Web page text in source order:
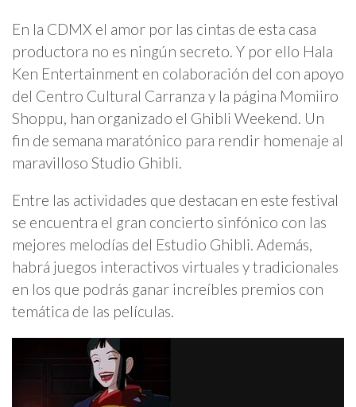
En la CDMX el amor por las cintas de esta casa
productora no es ningún secreto. Y por ello Hala
Ken Entertainment en colaboración del con apoyo
del Centro Cultural Carranza y la página Momiiro
Shoppu, han organizado el Ghibli Weekend. Un
fin de semana maratónico para rendir homenaje al
maravilloso Studio Ghibli.
Entre las actividades que destacan en este festival
se encuentra el gran concierto sinfónico con las
mejores melodías del Estudio Ghibli. Además,
habrá juegos interactivos virtuales y tradicionales
en los que podrás ganar increíbles premios con
temática de las películas.